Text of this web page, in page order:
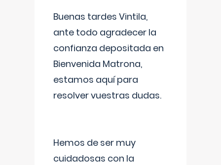
Buenas tardes Vintila,
ante todo agradecer la
confianza depositada en
Bienvenida Matrona,
estamos aquí para
resolver vuestras dudas.
Hemos de ser muy
cuidadosas con la